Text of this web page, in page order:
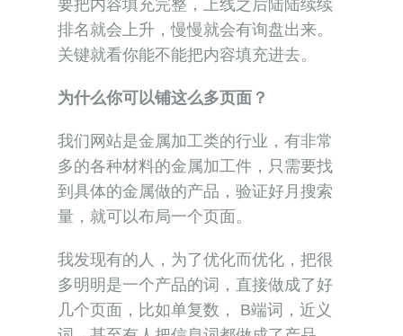
我们网站是金属加工类的行业，有非常
多的各种材料的金属加工件，只需要找
到具体的金属做的产品，验证好月搜索
量，就可以布局一个页面。
我发现有的人，为了优化而优化，把很
多明明是一个产品的词，直接做成了好
几个页面，比如单复数， B端词，近义
词，甚至有人把信息词都做成了产品
页，这个会导致大量的内容重复，有可
能谷歌压根都不会收录。所以不要盲目
铺页面。
这个网站流量涨的快的核心因素是什